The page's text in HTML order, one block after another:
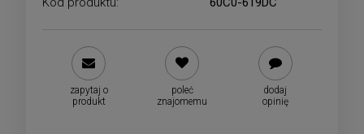
zapytaj o
produkt
poleć
znajomemu
dodaj
opinię